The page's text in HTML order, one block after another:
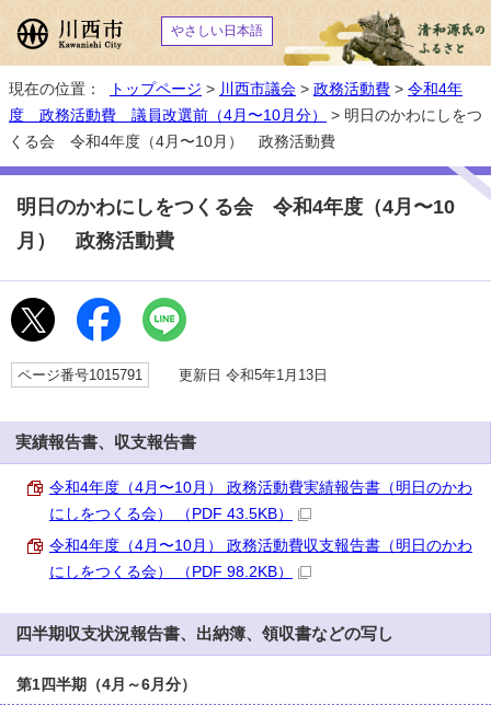
やさしい日本語
現在の位置： トップページ > 川西市議会 > 政務活動費 > 令和4年
度 政務活動費 議員改選前（4月〜10月分）
> 明日のかわにしをつ
くる会 令和4年度（4月〜10月） 政務活動費
明日のかわにしをつくる会 令和4年度（4月〜10
月） 政務活動費
ページ番号1015791 更新日 令和5年1月13日
実績報告書、収支報告書
令和4年度（4月〜10月） 政務活動費実績報告書（明日のかわ
にしをつくる会） （PDF 43.5KB）
令和4年度（4月〜10月） 政務活動費収支報告書（明日のかわ
にしをつくる会） （PDF 98.2KB）
四半期収支状況報告書、出納簿、領収書などの写し
第1四半期（4月～6月分）